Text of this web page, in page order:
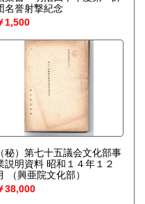
名誉射撃紀念
1,500
（秘）第七十五議会文化部事
説明資料 昭和１４年１２
（興亜院文化部）
38,000